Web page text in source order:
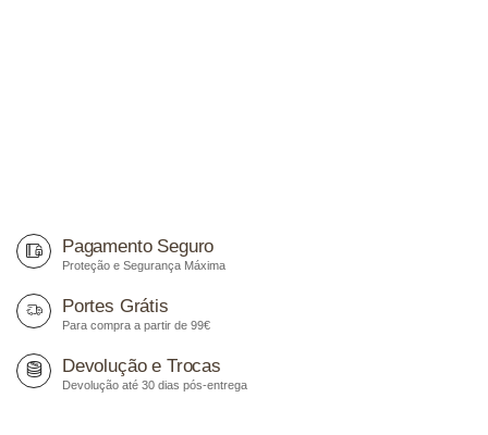
Pagamento Seguro
Proteção e Segurança Máxima
Portes Grátis
Para compra a partir de 99€
Devolução e Trocas
Devolução até 30 dias pós-entrega